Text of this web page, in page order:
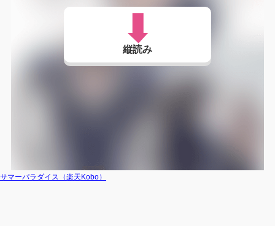
縦読み
サマーパラダイス（楽天Kobo）